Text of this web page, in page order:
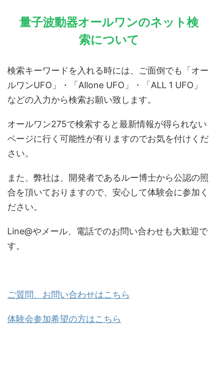
量子波動器オールワンのネット検
索について
検索キーワードを入れる時には、ご面倒でも「オー
ルワンUFO」・「Allone UFO」・「ALL 1 UFO」
などの入力から検索お願い致します。
オールワン275で検索すると最新情報が得られない
ページに行く可能性が有りますのでお気を付けくだ
さい。
また、弊社は、開発者であるルー博士から公認の照
合を頂いておりますので、安心して体験会に参加く
ださい。
Line@やメール、電話でのお問い合わせも大歓迎で
す。
ご質問、お問い合わせはこちら
体験会参加希望の方はこちら